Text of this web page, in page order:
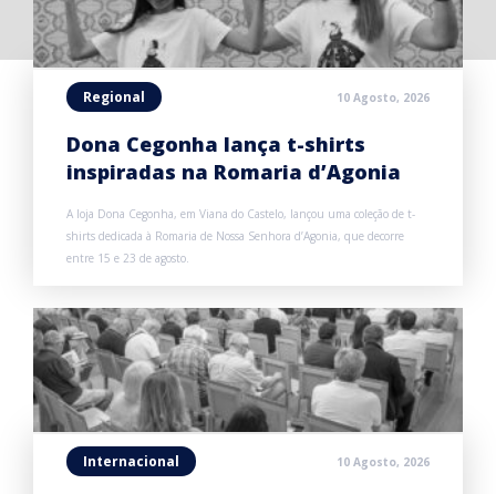
Regional 10 Agosto, 2026
Dona Cegonha lança t-shirts
inspiradas na Romaria d’Agonia
A loja Dona Cegonha, em Viana do Castelo, lançou uma coleção de t-
shirts dedicada à Romaria de Nossa Senhora d’Agonia, que decorre
entre 15 e 23 de agosto.
Internacional 10 Agosto, 2026